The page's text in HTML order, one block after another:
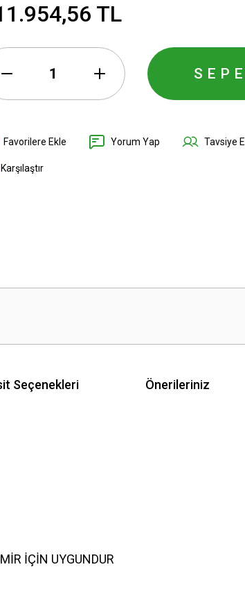
TL
Yorum Yap Tavsiye
Karşılaştır
Seçenekleri Önerileriniz
İÇİN UYGUNDUR